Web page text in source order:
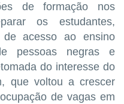
de formação nos
os estudantes,
de acesso ao ensino
pessoas negras e
do interesse do
que voltou a crescer
de vagas em